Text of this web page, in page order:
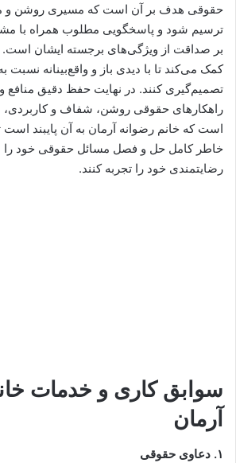
حقوقی هدف بر آن است که مسیری روشن و
ترسیم شود و پاسخگویی مطلوب همراه با
بر صداقت از ویژگی‌های برجسته ایشان است.
کمک می‌کند تا با دیدی باز و واقع‌بینانه نسبت
تصمیم‌گیری کنند. در نهایت حفظ دقیق منافع و
راهکارهای حقوقی روشن، شفاف و کاربردی،
است که خانم رضوانه آرمان به آن پایبند است
خاطر کامل حل و فصل مسائل حقوقی خود را
رضایتمندی خود را تجربه کنند.
سوابق کاری و خدمات
آرمان
۱. دعاوی حقوقی